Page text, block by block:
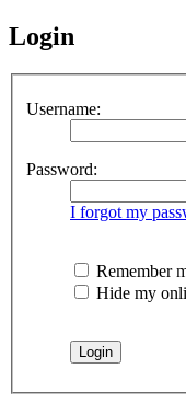
Login
Username:
Password:
I forgot my
Remember
Hide my